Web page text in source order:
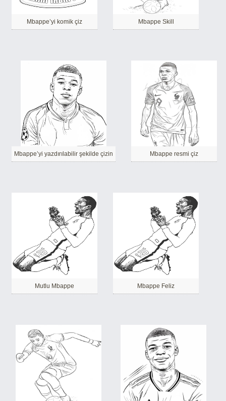
Mbappe’yi komik çiz Mbappe Skill
Mbappe’yi yazdırılabilir şekilde çizin Mbappe resmi çiz
Mutlu Mbappe Mbappe Feliz